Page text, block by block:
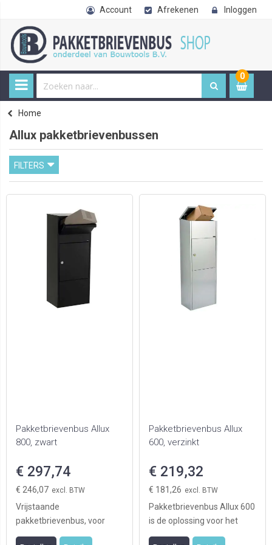
Account Afrekenen Inloggen
0
item
Home
Allux pakketbrievenbussen
FILTERS
Pakketbrievenbus Allux
800, zwart
€ 297,74
€ 246,07
Vrijstaande
pakketbrievenbus, voor
veilige ontvangst van grote
Pakketbrievenbus Allux
600, verzinkt
€ 219,32
€ 181,26
Pakketbrievenbus Allux 600
is de oplossing voor het
ontvangen van grote